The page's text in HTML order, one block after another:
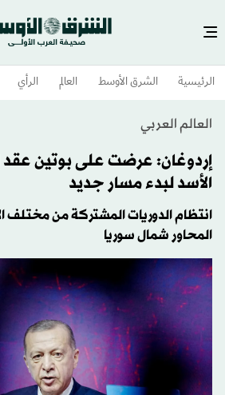
الرئيسية الشرق الأوسط​ العالم الرأي
العالم العربي
إردوغان: عرضت على بوتين عقد
الأسد لبدء مسار جديد
انتظام الدوريات المشتركة من مختلف
المحاور شمال سوريا